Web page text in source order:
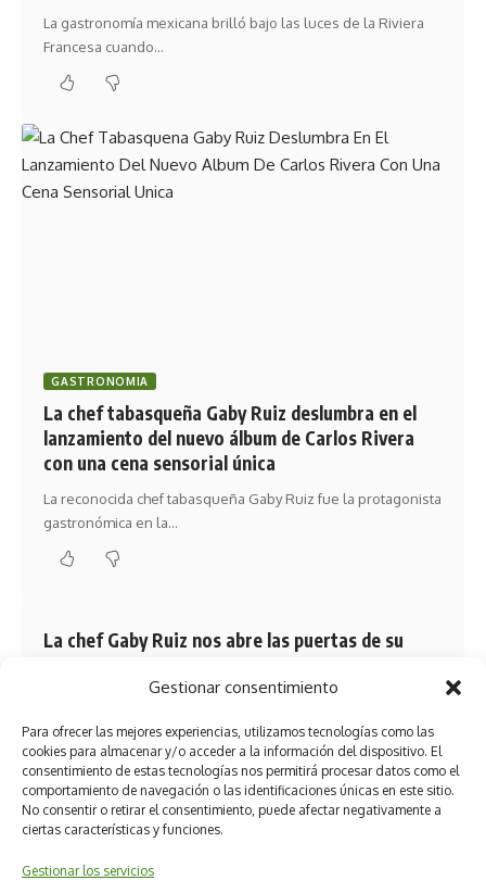
Gestionar consentimiento
Para ofrecer las mejores experiencias, utilizamos tecnologías como las
cookies para almacenar y/o acceder a la información del dispositivo. El
consentimiento de estas tecnologías nos permitirá procesar datos como el
comportamiento de navegación o las identificaciones únicas en este sitio.
No consentir o retirar el consentimiento, puede afectar negativamente a
ciertas características y funciones.
Gestionar los servicios
La gastronomía mexicana brilló bajo las luces de la Riviera
Francesa cuando…
GASTRONOMIA
La chef tabasqueña Gaby Ruiz deslumbra en el
lanzamiento del nuevo álbum de Carlos Rivera
con una cena sensorial única
La reconocida chef tabasqueña Gaby Ruiz fue la protagonista
gastronómica en la…
La chef Gaby Ruiz nos abre las puertas de su
pequeña…